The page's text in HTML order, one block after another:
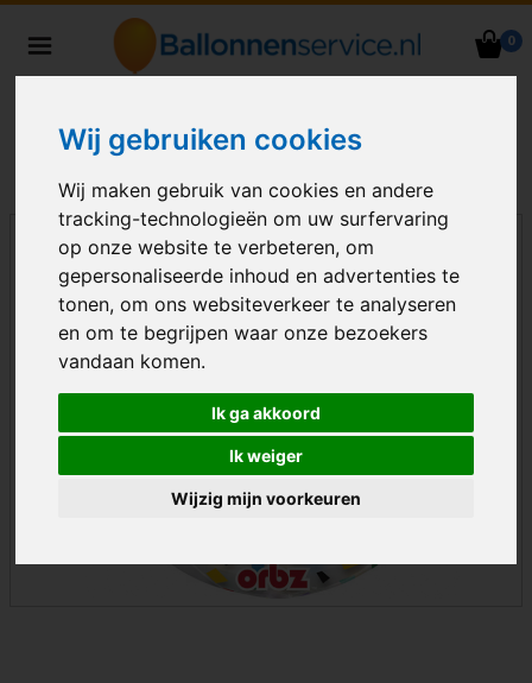
Wij gebruiken cookies
Wij maken gebruik van cookies en andere
tracking-technologieën om uw surfervaring
op onze website te verbeteren, om
gepersonaliseerde inhoud en advertenties te
tonen, om ons websiteverkeer te analyseren
en om te begrijpen waar onze bezoekers
vandaan komen.
Ik ga akkoord
Ik weiger
Wijzig mijn voorkeuren
0
Nederland